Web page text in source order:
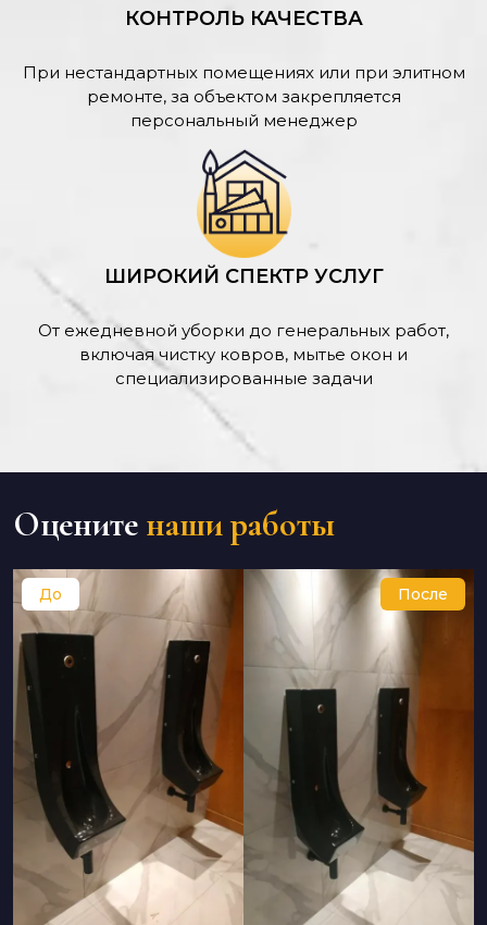
КОНТРОЛЬ КАЧЕСТВА
При нестандартных помещениях или при элитном
ремонте, за объектом закрепляется
персональный менеджер
ШИРОКИЙ СПЕКТР УСЛУГ
От ежедневной уборки до генеральных работ,
включая чистку ковров, мытье окон и
специализированные задачи
Оцените наши работы